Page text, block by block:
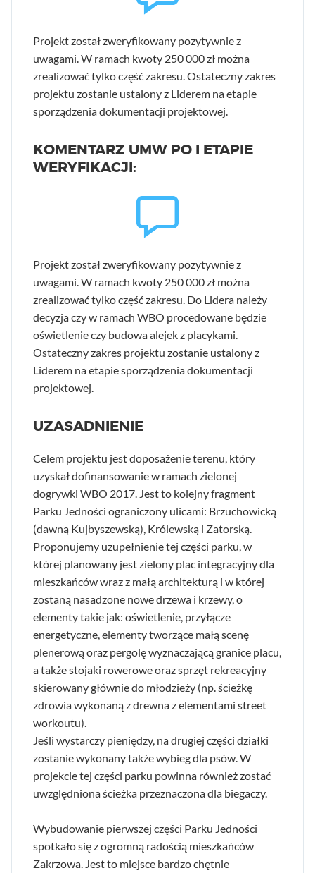
Projekt został zweryfikowany pozytywnie z
uwagami. W ramach kwoty 250 000 zł można
zrealizować tylko część zakresu. Ostateczny zakres
projektu zostanie ustalony z Liderem na etapie
sporządzenia dokumentacji projektowej.
KOMENTARZ UMW PO I ETAPIE
WERYFIKACJI:
Projekt został zweryfikowany pozytywnie z
uwagami. W ramach kwoty 250 000 zł można
zrealizować tylko część zakresu. Do Lidera należy
decyzja czy w ramach WBO procedowane będzie
oświetlenie czy budowa alejek z placykami.
Ostateczny zakres projektu zostanie ustalony z
Liderem na etapie sporządzenia dokumentacji
projektowej.
UZASADNIENIE
Celem projektu jest doposażenie terenu, który
uzyskał dofinansowanie w ramach zielonej
dogrywki WBO 2017. Jest to kolejny fragment
Parku Jedności ograniczony ulicami: Brzuchowicką
(dawną Kujbyszewską), Królewską i Zatorską.
Proponujemy uzupełnienie tej części parku, w
której planowany jest zielony plac integracyjny dla
mieszkańców wraz z małą architekturą i w której
zostaną nasadzone nowe drzewa i krzewy, o
elementy takie jak: oświetlenie, przyłącze
energetyczne, elementy tworzące małą scenę
plenerową oraz pergolę wyznaczającą granice placu,
a także stojaki rowerowe oraz sprzęt rekreacyjny
skierowany głównie do młodzieży (np. ścieżkę
zdrowia wykonaną z drewna z elementami street
workoutu).
Jeśli wystarczy pieniędzy, na drugiej części działki
zostanie wykonany także wybieg dla psów. W
projekcie tej części parku powinna również zostać
uwzględniona ścieżka przeznaczona dla biegaczy.
Wybudowanie pierwszej części Parku Jedności
spotkało się z ogromną radością mieszkańców
Zakrzowa. Jest to miejsce bardzo chętnie